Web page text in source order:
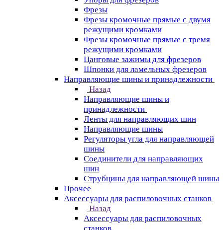
Фрезы
Фрезы кромочные прямые с двумя
режущими кромками
Фрезы кромочные прямые с тремя
режущими кромками
Цанговые зажимы для фрезеров
Шпонки для ламельных фрезеров
Направляющие шины и принадлежности
Назад
Направляющие шины и
принадлежности
Ленты для направляющих шин
Направляющие шины
Регуляторы угла для направляющей
шины
Соединители для направляющих
шин
Струбцины для направляющей шины
Прочее
Аксессуары для распиловочных станков
Назад
Аксессуары для распиловочных